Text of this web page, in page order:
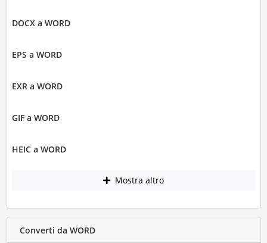
DOCX a WORD
EPS a WORD
EXR a WORD
GIF a WORD
HEIC a WORD
Mostra altro
Converti da WORD